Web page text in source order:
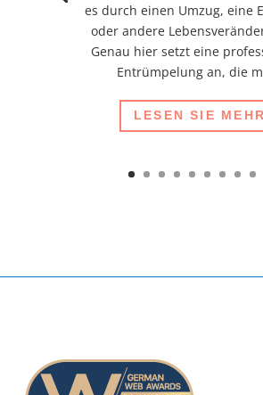
es durch einen Umzug, eine
oder andere
Genau hier setzt eine
Entrümpelung an, die
LESEN SIE MEHR